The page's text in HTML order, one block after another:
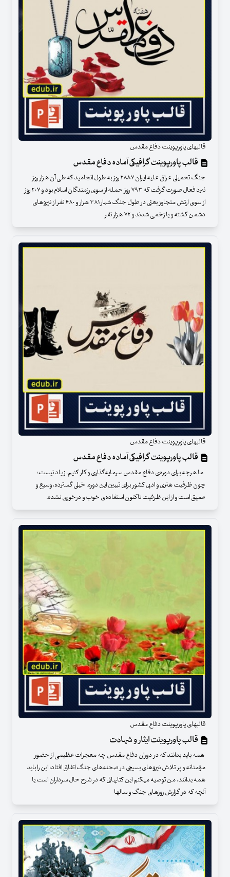
قالبهای پاورپوینت دفاع مقدس
قالب پاورپوینت گرافیکی آماده دفاع مقدس
جنگ تحمیلی عراق علیه ایران ۲۸۸۷ روز به طول انجامید که طی آن هزار روز
نبرد فعال صورت گرفت که ۷۹۳ روز حمله از سوی رزمندگان اسلام بود و ۲۰۷ روز
از سوی ارتش متجاوز بعثی در طول جنگ شمار ۳۸۱ هزار و ۶۸۰ نفر از نیروهای
دشمن کشته و یا زخمی شدند و ۷۲ هزار نفر
قالبهای پاورپوینت دفاع مقدس
قالب پاورپوینت گرافیکی آماده دفاع مقدس
ما هرچه برای دوره‌ی دفاع مقدس سرمایه‌گذاری و کار کنیم، زیاد نیست؛
چون ظرفیت هنری و ادبی کشور برای تبیین این دوره، خیلی گسترده، وسیع و
عمیق است و از این ظرفیت تاکنون استفاده‌ی خوب و درخوری نشده.
قالبهای پاورپوینت دفاع مقدس
قالب پاورپوینت ایثار و شهادت
همه باید بدانند که در دوران دفاع مقدس چه معجزات عظیمی از حضور
مؤمنانه و پر تلاش نیروهای بسیجی در صحنه‌های جنگ اتفاق افتاد؛ این را باید
همه بدانند. من توصیه میکنم این کتابهائی که در شرح حال سرداران است یا
آنچه که در گزارش روزهای جنگ و سالها